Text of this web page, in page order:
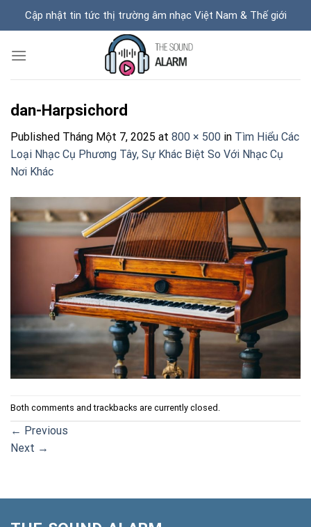
Cập nhật tin tức thị trường âm nhạc Việt Nam & Thế giới
dan-Harpsichord
Published Tháng Một 7, 2025 at 800 × 500 in Tìm Hiểu Các
Loại Nhạc Cụ Phương Tây, Sự Khác Biệt So Với Nhạc Cụ
Nơi Khác
Both comments and trackbacks are currently closed.
← Previous
Next →